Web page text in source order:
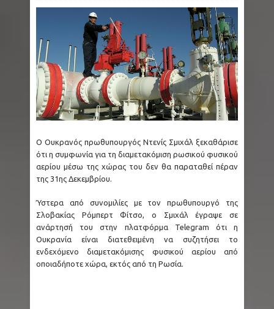
Κολομβία: Εν ψυχρώ δολοφονία ζευγαριού σε
μπαρ - Η γυναίκα προσπάθησε να
προστατεύσει τον άνδρα της - Ήταν γονείς
6χρονου κοριτσιού
Ρωσία: Μαύρες Χήρες - Παντρεύονται
νεοσύλλεκτους στρατιώτες για να εισπράξουν
αποζημιώσεις θανάτου
Κρήτη - Σητεία: Πυρκαγιά τώρα στην περιοχή
Καρυδι - Σηκώθηκαν 2 αεροσκάφη - Μήνυμα
του 112 για ετοιμότητα
Ο Ουκρανός πρωθυπουργός Ντενίς Σμιχάλ ξεκαθάρισε
ότι η συμφωνία για τη διαμετακόμιση ρωσικού φυσικού
αερίου μέσω της χώρας του δεν θα παραταθεί πέραν
της 31ης Δεκεμβρίου.
Ύστερα από συνομιλίες με τον πρωθυπουργό της
Σλοβακίας Ρόμπερτ Φίτσο, ο Σμιχάλ έγραψε σε
ανάρτησή του στην πλατφόρμα Telegram ότι η
Ουκρανία είναι διατεθειμένη να συζητήσει το
ενδεχόμενο διαμετακόμισης φυσικού αερίου από
οποιαδήποτε χώρα, εκτός από τη Ρωσία.